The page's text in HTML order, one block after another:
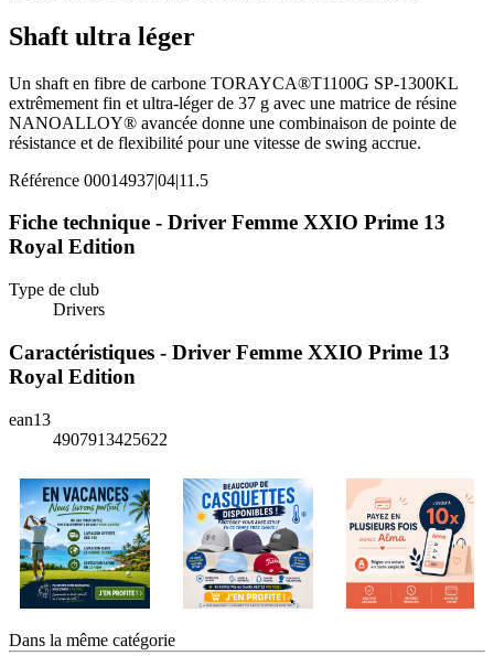
Shaft ultra léger
Un shaft en fibre de carbone TORAYCA®T1100G SP-1300KL
extrêmement fin et ultra-léger de 37 g avec une matrice de résine
NANOALLOY® avancée donne une combinaison de pointe de
résistance et de flexibilité pour une vitesse de swing accrue.
Référence 00014937|04|11.5
Fiche technique - Driver Femme XXIO Prime 13
Royal Edition
Type de club
Drivers
Caractéristiques - Driver Femme XXIO Prime 13
Royal Edition
ean13
4907913425622
Dans la même catégorie